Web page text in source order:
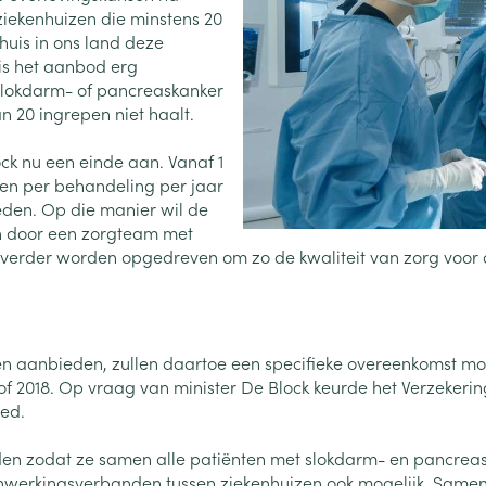
Neus
Ogen
Creme - gel
en
Nagels
Kalk- en schimmelnagels
Lippen
categorie
categorie
Homeopathie
EHBO categorie
Wondzorg
Vilt
Handschoenen
Wondhelend
Brandwonden
Toon meer
EHBO
Podologie
Cold - Hot
warm/koud
Medische
en
Diabetes
Teststrips en naalden
Stoma
categorie
Spieren en gewrichten Gemoed
Oren Ogen
Accessoires
antiviraal
Ogen
Anti allergische en anti
inflammatoire middelen
Ontzwellende middelen
Glaucoom
Neus
Tabletten
Hart- en bloedvaten
die minstens 20
in ons land deze
het aanbod erg
of pancreaskanker
20 ingrepen niet haalt.
nu een einde aan. Vanaf 1
per behandeling per jaar
Op die manier wil de
een zorgteam met
worden opgedreven om zo de kwaliteit van zorg
zullen daartoe een specifieke overeenkomst
2018. Op vraag van minister De Block keurde het
zodat ze samen alle patiënten met slokdarm- en